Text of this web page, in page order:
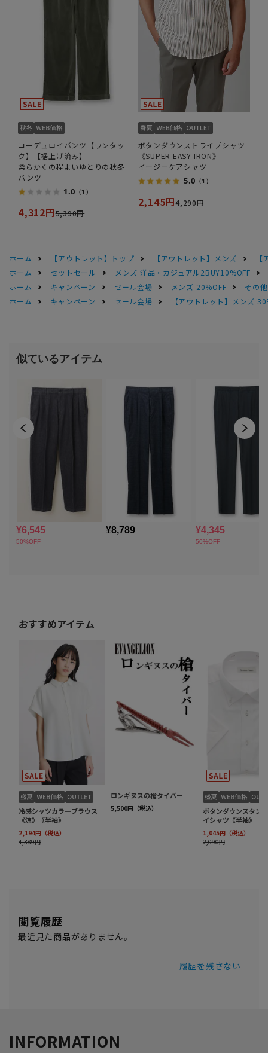
コーデュロイパンツ【ワンタッ
ク】【裾上げ済み】
柔らかくの程よいゆとりの秋冬
パンツ
1.0 （1）
4,312円5,390円
ボタンダウンストライプシャツ
《SUPER EASY IRON》
イージーケアシャツ
5.0 （1）
2,145円4,290円
ホーム 【アウトレット】トップ 【アウトレット】メンズ
ホーム
セットセール
メンズ 洋品・カジュアル2BUY10%OFF
ホーム
キャンペーン セール会場 メンズ 20%OFF
その
ホーム
キャンペーン セール会場 【アウトレット】メンズ
閲覧履歴
最近見た商品がありません。
履歴を残さない
INFORMATION